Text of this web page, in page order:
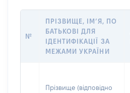
№
ПРІЗВИЩЕ, ІМ’Я, ПО
БАТЬКОВІ ДЛЯ
ІДЕНТИФІКАЦІЇ ЗА
МЕЖАМИ УКРАЇНИ
Прізвище (відповідно